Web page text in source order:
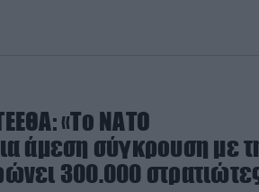
«Το ΝΑΤΟ
άμεση σύγκρουση με
300.000